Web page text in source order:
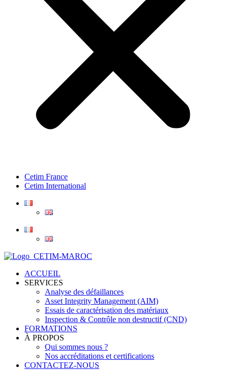
Cetim France
Cetim International
ACCUEIL
SERVICES
Analyse des défaillances
Asset Integrity Management (AIM)
Essais de caractérisation des matériaux
Inspection & Contrôle non destructif (CND)
FORMATIONS
À PROPOS
Qui sommes nous ?
Nos accréditations et certifications
CONTACTEZ-NOUS